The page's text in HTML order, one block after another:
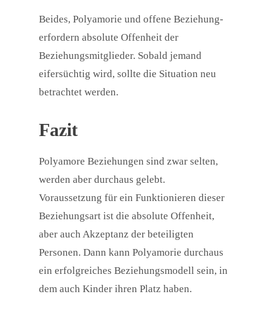
Beides, Polyamorie und offene Beziehung-
erfordern absolute Offenheit der
Beziehungsmitglieder. Sobald jemand
eifersüchtig wird, sollte die Situation neu
betrachtet werden.
Fazit
Polyamore Beziehungen sind zwar selten,
werden aber durchaus gelebt.
Voraussetzung für ein Funktionieren dieser
Beziehungsart ist die absolute Offenheit,
aber auch Akzeptanz der beteiligten
Personen. Dann kann Polyamorie durchaus
ein erfolgreiches Beziehungsmodell sein, in
dem auch Kinder ihren Platz haben.